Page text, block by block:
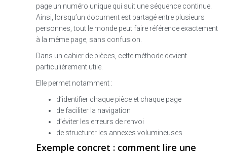
page un numéro unique qui suit une séquence continue.
Ainsi, lorsqu’un document est partagé entre plusieurs
personnes, tout le monde peut faire référence exactement
à la même page, sans confusion.
Dans un cahier de pièces, cette méthode devient
particulièrement utile.
Elle permet notamment :
d’identifier chaque pièce et chaque page
de faciliter la navigation
d’éviter les erreurs de renvoi
de structurer les annexes volumineuses
Exemple concret : comment lire une